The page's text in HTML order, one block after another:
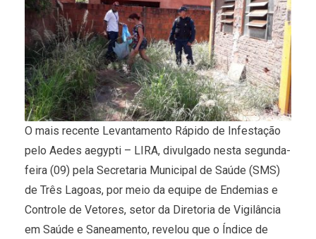
O mais recente Levantamento Rápido de Infestação
pelo Aedes aegypti – LIRA, divulgado nesta segunda-
feira (09) pela Secretaria Municipal de Saúde (SMS)
de Três Lagoas, por meio da equipe de Endemias e
Controle de Vetores, setor da Diretoria de Vigilância
em Saúde e Saneamento, revelou que o Índice de